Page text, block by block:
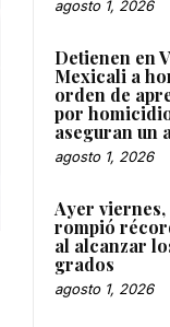
agosto 1, 2026
Detienen en
Mexicali a
orden de
por
aseguran un
agosto 1, 2026
Ayer
rompió
al alcanzar
grados
agosto 1, 2026